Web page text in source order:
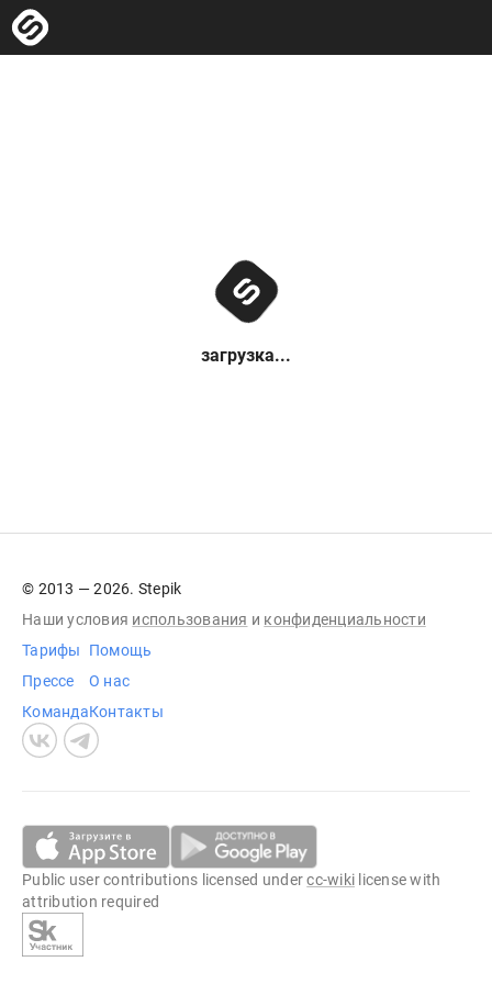
загрузка...
© 2013 — 2026. Stepik
Наши условия использования и конфиденциальности
Тарифы
Прессе
Команда
Помощь
О нас
Контакты
Public user contributions licensed undercc-wiki license with
attribution required